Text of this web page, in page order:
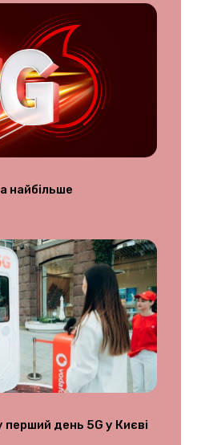
найбільше
день 5G у Києві